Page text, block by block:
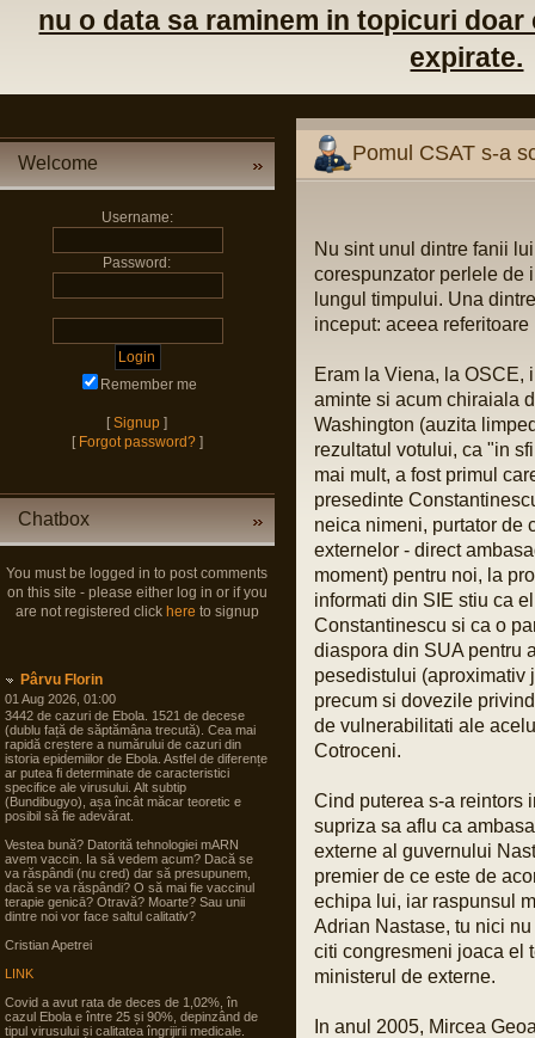
nu o data sa raminem in topicuri
expirate.
Welcome
Username:
Password:
Remember me
[Signup ]
[ Forgot password? ]
Chatbox
You must be logged in to post comments
on this site - please either log in or if you
are not registered click here to signup
Pârvu Florin
01 Aug 2026, 01:00
3442 de cazuri de Ebola. 1521 de decese
(dublu față de săptămâna trecută). Cea mai
rapidă creștere a numărului de cazuri din
istoria epidemiilor de Ebola. Astfel de diferențe
ar putea fi determinate de caracteristici
specifice ale virusului. Alt subtip
(Bundibugyo), așa încât măcar teoretic e
posibil să fie adevărat.
Vestea bună? Datorită tehnologiei mARN
avem vaccin. Ia să vedem acum? Dacă se
va răspândi (nu cred) dar să presupunem,
dacă se va răspândi? O să mai fie vaccinul
terapie genicā? Otravă? Moarte? Sau unii
dintre noi vor face saltul calitativ?
Cristian Apetrei
LINK
Covid a avut rata de deces de 1,02%, în
cazul Ebola e între 25 și 90%, depinzând de
tipul virusului și calitatea îngrijirii medicale.
Pomul CSAT s-a
Nu sint unul dintre fanii
corespunzator perlele de
lungul timpului. Una
inceput: aceea
Eram la Viena, la OSCE,
aminte si acum chiraiala
Washington (auzita
rezultatul votului, ca "in
mai mult, a fost primul
presedinte
neica nimeni, purtator de
externelor - direct
moment) pentru noi, la
informati din SIE stiu ca
Constantinescu si ca o
diaspora din SUA pentru
pesedistului (aproximativ
precum si dovezile
de vulnerabilitati ale
Cotroceni.
Cind puterea s-a reintors
supriza sa aflu ca
externe al guvernului
premier de ce este de
echipa lui, iar raspunsul
Adrian Nastase, tu nici
citi congresmeni joaca el
ministerul de externe.
In anul 2005, Mircea